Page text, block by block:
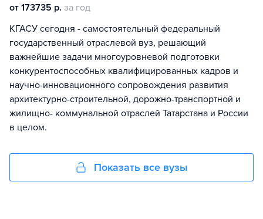
от 173735 р. за год
КГАСУ сегодня - самостоятельный федеральный
государственный отраслевой вуз, решающий
важнейшие задачи многоуровневой подготовки
конкурентоспособных квалифицированных кадров и
научно-инновационного сопровождения развития
архитектурно-строительной, дорожно-транспортной и
жилищно- коммунальной отраслей Татарстана и России
в целом.
Показать все вузы